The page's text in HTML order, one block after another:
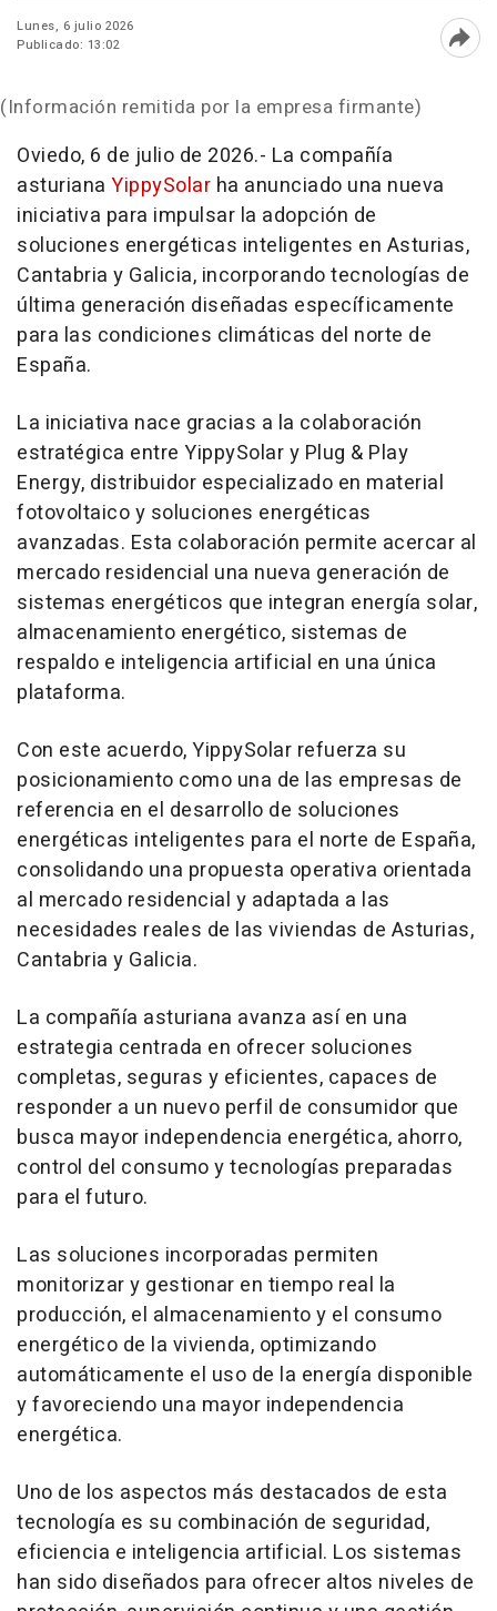
Lunes, 6 julio 2026
Publicado: 13:02
(Información remitida por la empresa firmante)
Oviedo, 6 de julio de 2026.- La compañía
asturiana YippySolar ha anunciado una nueva
iniciativa para impulsar la adopción de
soluciones energéticas inteligentes en Asturias,
Cantabria y Galicia, incorporando tecnologías de
última generación diseñadas específicamente
para las condiciones climáticas del norte de
España.
La iniciativa nace gracias a la colaboración
estratégica entre YippySolar y Plug & Play
Energy, distribuidor especializado en material
fotovoltaico y soluciones energéticas
avanzadas. Esta colaboración permite acercar al
mercado residencial una nueva generación de
sistemas energéticos que integran energía solar,
almacenamiento energético, sistemas de
respaldo e inteligencia artificial en una única
plataforma.
Con este acuerdo, YippySolar refuerza su
posicionamiento como una de las empresas de
referencia en el desarrollo de soluciones
energéticas inteligentes para el norte de España,
consolidando una propuesta operativa orientada
al mercado residencial y adaptada a las
necesidades reales de las viviendas de Asturias,
Cantabria y Galicia.
La compañía asturiana avanza así en una
estrategia centrada en ofrecer soluciones
completas, seguras y eficientes, capaces de
responder a un nuevo perfil de consumidor que
busca mayor independencia energética, ahorro,
control del consumo y tecnologías preparadas
para el futuro.
Las soluciones incorporadas permiten
monitorizar y gestionar en tiempo real la
producción, el almacenamiento y el consumo
energético de la vivienda, optimizando
automáticamente el uso de la energía disponible
y favoreciendo una mayor independencia
energética.
Uno de los aspectos más destacados de esta
tecnología es su combinación de seguridad,
eficiencia e inteligencia artificial. Los sistemas
han sido diseñados para ofrecer altos niveles de